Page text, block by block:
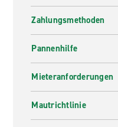
Zahlungsmethoden
Pannenhilfe
Mieteranforderungen
Mautrichtlinie